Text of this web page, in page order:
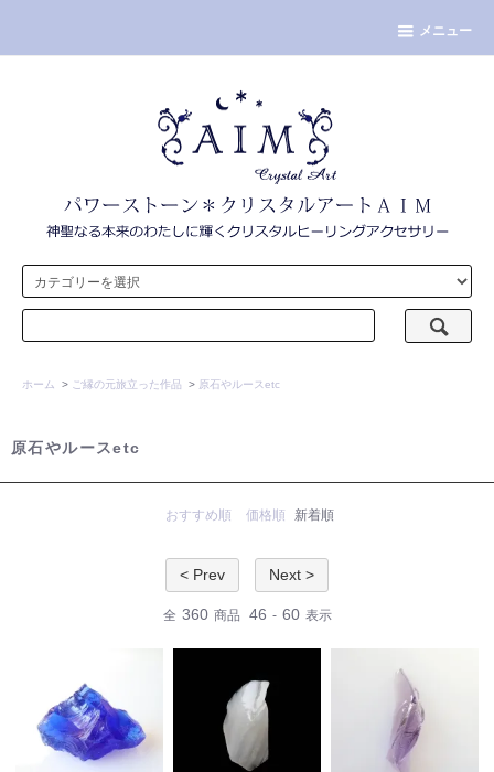
メニュー
ホーム > ご縁の元旅立った作品 > 原石やルースetc
原石やルースetc
おすすめ順 価格順 新着順
< Prev Next >
全 360 商品 46 - 60 表示